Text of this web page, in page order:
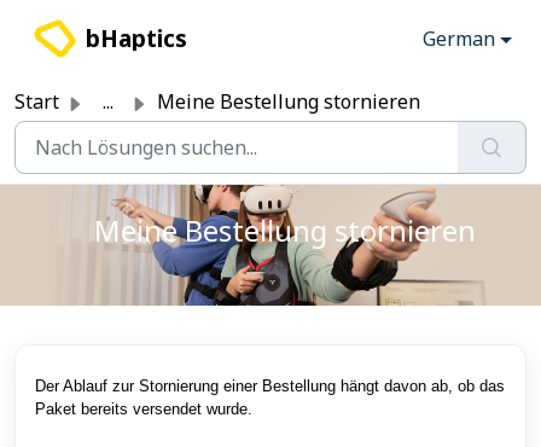
bHaptics German
Start ... Meine Bestellung stornieren
Meine Bestellung stornieren
Der Ablauf zur Stornierung einer Bestellung hängt davon ab, ob das
Paket bereits versendet wurde.